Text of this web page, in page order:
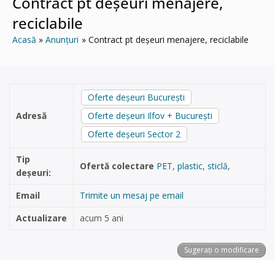
reciclabile
Acasă Anunțuri Contract pt deșeuri menajere, reciclabile
Adresă
Oferte deșeuri București
Oferte deșeuri Ilfov + București
Oferte deșeuri Sector 2
Tip
deșeuri:
Ofertă colectare PET, plastic, sticlă,
Email
Trimite un mesaj pe email
Actualizare
acum 5 ani
Sugerați o modificare